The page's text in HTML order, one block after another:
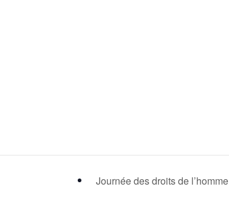
Journée des droits de l’homme